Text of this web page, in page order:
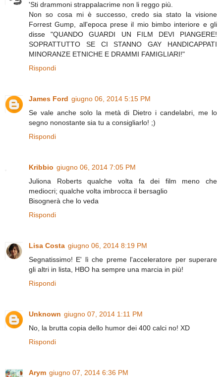
'Sti drammoni strappalacrime non li reggo più.
Non so cosa mi è successo, credo sia stato la visione
Forrest Gump, all'epoca prese il mio bimbo interiore e gli
disse "QUANDO GUARDI UN FILM DEVI PIANGERE!
SOPRATTUTTO SE CI STANNO GAY HANDICAPPATI
MINORANZE ETNICHE E DRAMMI FAMIGLIARI!"
Rispondi
James Ford giugno 06, 2014 5:15 PM
Se vale anche solo la metà di Dietro i candelabri, me lo
segno nonostante sia tu a consigliarlo! ;)
Rispondi
Kribbio giugno 06, 2014 7:05 PM
Juliona Roberts qualche volta fa dei film meno che
mediocri; qualche volta imbrocca il bersaglio
Bisognerà che lo veda
Rispondi
Lisa Costa giugno 06, 2014 8:19 PM
Segnatissimo! E' lì che preme l'acceleratore per superare
gli altri in lista, HBO ha sempre una marcia in più!
Rispondi
Unknown giugno 07, 2014 1:11 PM
No, la brutta copia dello humor dei 400 calci no! XD
Rispondi
Arym giugno 07, 2014 6:36 PM